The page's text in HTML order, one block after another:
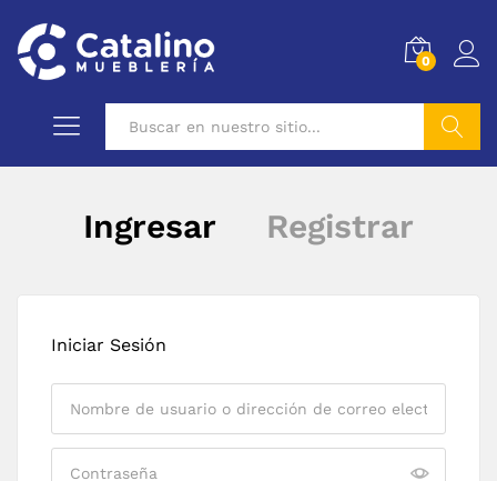
0
Ingresar Registrar
Iniciar Sesión